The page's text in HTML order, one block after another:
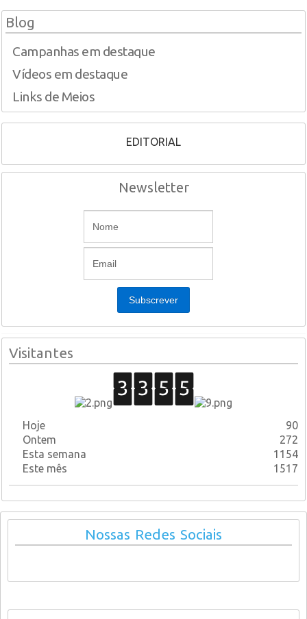
Blog
Campanhas em destaque
Vídeos em destaque
Links de Meios
EDITORIAL
Newsletter
Visitantes
Hoje
90
Ontem
272
Esta semana
1154
Este mês
1517
Nossas Redes Sociais